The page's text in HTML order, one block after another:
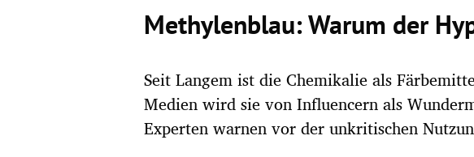
Methylenblau: Warum der
Seit Langem ist die Chemikalie als
Medien wird sie von Influencern als
Experten warnen vor der unkritischen